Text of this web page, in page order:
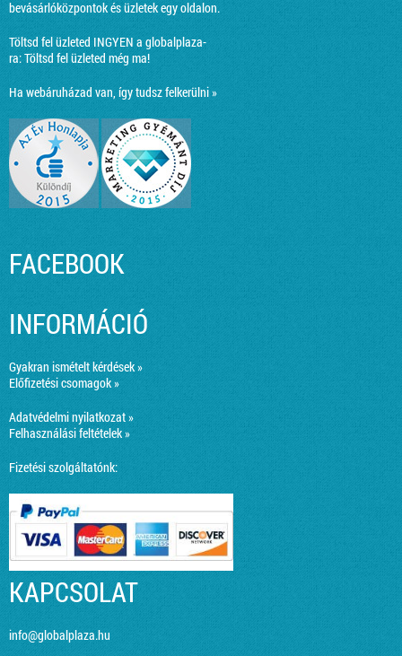
bevásárlóközpontok és üzletek egy oldalon.
Töltsd fel üzleted INGYEN a globalplaza-
ra:Töltsd fel üzleted még ma!
Ha webáruházad van, így tudsz felkerülni »
FACEBOOK
INFORMÁCIÓ
Gyakran ismételt kérdések »
Előfizetési csomagok »
Adatvédelmi nyilatkozat »
Felhasználási feltételek »
Fizetési szolgáltatónk:
KAPCSOLAT
info@globalplaza.hu